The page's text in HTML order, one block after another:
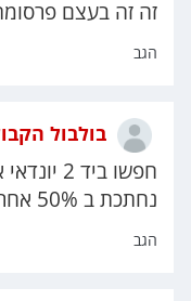
זה זה בעצם
הגב
בולבול
נחתכת ב 50% אחרי 3 שנים .שמערת ערך עאלק
הגב